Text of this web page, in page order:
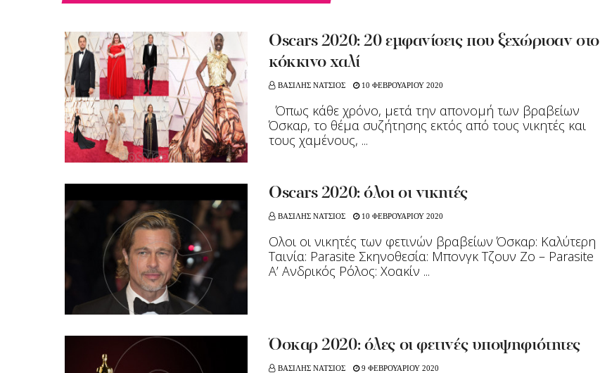
Oscars 2020: 20 εμφανίσεις που ξεχώρισαν στο
κόκκινο χαλί
ΒΑΣΙΛΗΣ ΝΑΤΣΙΟΣ 10 ΦΕΒΡΟΥΑΡΙΟΥ 2020
Όπως κάθε χρόνο, μετά την απονομή των βραβείων
Όσκαρ, το θέμα συζήτησης εκτός από τους νικητές και
τους χαμένους, ...
Oscars 2020: όλοι οι νικητές
ΒΑΣΙΛΗΣ ΝΑΤΣΙΟΣ 10 ΦΕΒΡΟΥΑΡΙΟΥ 2020
Ολοι οι νικητές των φετινών βραβείων Όσκαρ: Καλύτερη
Ταινία: Parasite Σκηνοθεσία: Μπονγκ Τζουν Ζο – Parasite
A’ Ανδρικός Ρόλος: Χοακίν ...
Όσκαρ 2020: όλες οι φετινές υποψηφιότητες
ΒΑΣΙΛΗΣ ΝΑΤΣΙΟΣ 9 ΦΕΒΡΟΥΑΡΙΟΥ 2020